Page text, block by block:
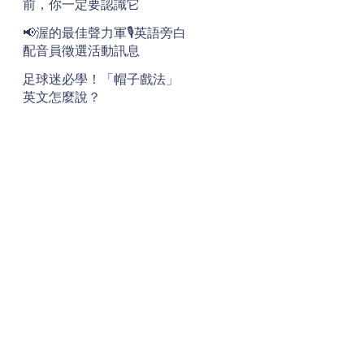
前，你一定要認識它
📢渥的最佳聲力軍🎙️英語旁白
配音員徵選活動訊息
足球迷必學！「帽子戲法」
英文怎麼說？